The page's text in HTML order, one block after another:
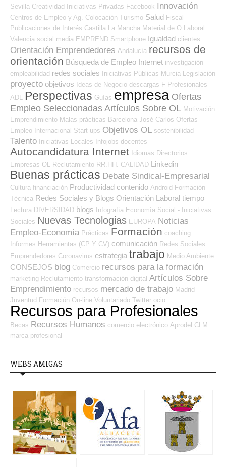
Sevilla Creatividad Iniciativas Privadas Facebook Innovación
Centros de Empleo y Ag. Colocación Turismo Salud Fiscal
Publicaciones de Interés Castilla La Mancha Material de O.Laboral
Valencia social media EMPREND Smartphone Igualdad clientes
Orientación Emprendedores Andalucía recursos de
orientación Búsqueda de Empleo Internet investigación
empleabilidad redes sociales Iniciativas Públicas Murcia Legislación
proyecto objetivos Ideas de Negocio descargas F Profesionales
ADL
Perspectivas Guías empresa Ofertas
Empleo Seleccionadas Artículos Sobre OL Motivación
Emprendimiento Malas prácticas Barcelona José Carlos Ofertas
Empleo Internacional Start-ups Objetivos OL sostenibilidad
Talento Iniciativas Locales Infojobs docentes
Autocandidatura Internet Idiomas Directorios
Empresas OL
Reclutamiento RR.HH. CALIDAD Linkedin
Buenas prácticas Debate Sindical-Empresarial
Cultura financiación Productividad contenido Android Formación
Técnica Redes Sociales y Blogs Orientación Laboral tiempo
Lectura DIVERSIDAD blogs Infografía Economía Social - Iniciativas
Sociales Nuevas Tecnologias EUROPA Noticias
Empleo-Economía Prácticas Formación coaching
Informes Herramientas (CP Y CV) comunicación Redes Sociales
Emprendedores Coronavirus estrategia trabajo Medio Ambiente
CONSEJOS blog Comercio recursos para la formación
marketing Reclutamiento transformación digital Artículos Sobre
Emprendimiento recursos mercado de trabajo Madrid
Juventud Formación On-line Voluntariado Twitter ocio
Recursos para Profesionales
Becas Recursos Humanos comercio electrónico Aprodel CLM
marca profesional
WEBS AMIGAS